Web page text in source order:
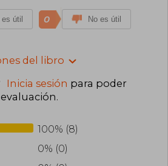
útil 0 No es útil
del libro
Inicia sesión para poder
.
100% (8)
0% (0)